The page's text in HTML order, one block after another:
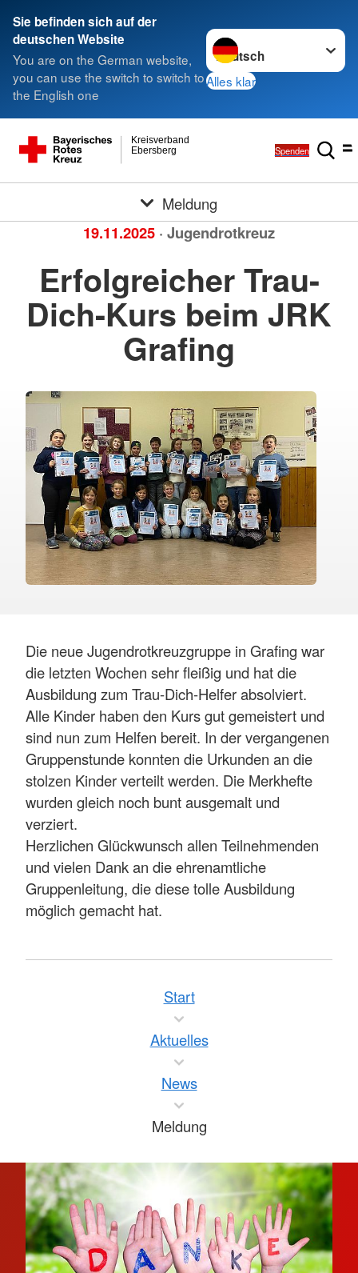
Sie befinden sich auf der
deutschen Website
You are on the German website,
you can use the switch to switch to
the English one
Sprache wechseln zu
Alles klar
Ebersberg
Kreisverband
Spenden
Meldung
19.11.2025 · Jugendrotkreuz
Erfolgreicher Trau-
Dich-Kurs beim JRK
Grafing
Die neue Jugendrotkreuzgruppe in Grafing war
die letzten Wochen sehr fleißig und hat die
Ausbildung zum Trau-Dich-Helfer absolviert.
Alle Kinder haben den Kurs gut gemeistert und
sind nun zum Helfen bereit. In der vergangenen
Gruppenstunde konnten die Urkunden an die
stolzen Kinder verteilt werden. Die Merkhefte
wurden gleich noch bunt ausgemalt und
verziert.
Herzlichen Glückwunsch allen Teilnehmenden
und vielen Dank an die ehrenamtliche
Gruppenleitung, die diese tolle Ausbildung
möglich gemacht hat.
Start
Aktuelles
News
Meldung